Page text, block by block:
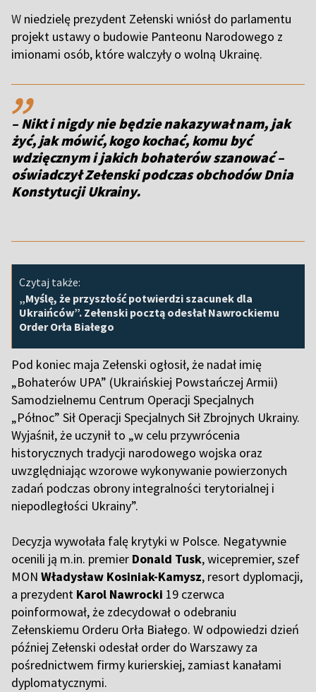
W niedzielę prezydent Zełenski wniósł do parlamentu
projekt ustawy o budowie Panteonu Narodowego z
imionami osób, które walczyły o wolną Ukrainę.
,,
– Nikt i nigdy nie będzie nakazywał nam, jak
żyć, jak mówić, kogo kochać, komu być
wdzięcznym i jakich bohaterów szanować–
oświadczył Zełenski podczas obchodów Dnia
Konstytucji Ukrainy.
Czytaj także:
„Myślę, że przyszłość potwierdzi szacunek dla
Ukraińców”. Zełenski pocztą odesłał Nawrockiemu
Order Orła Białego
Pod koniec maja Zełenski ogłosił, że nadał imię
„Bohaterów UPA” (Ukraińskiej Powstańczej Armii)
Samodzielnemu Centrum Operacji Specjalnych
„Północ” Sił Operacji Specjalnych Sił Zbrojnych Ukrainy.
Wyjaśnił, że uczynił to „w celu przywrócenia
historycznych tradycji narodowego wojska oraz
uwzględniając wzorowe wykonywanie powierzonych
zadań podczas obrony integralności terytorialnej i
niepodległości Ukrainy”.
Decyzja wywołała falę krytyki w Polsce. Negatywnie
ocenili ją m.in. premier Donald Tusk, wicepremier, szef
MON Władysław Kosiniak-Kamysz, resort dyplomacji,
a prezydent Karol Nawrocki 19 czerwca
poinformował, że zdecydował o odebraniu
Zełenskiemu Orderu Orła Białego. W odpowiedzi dzień
później Zełenski odesłał order do Warszawy za
pośrednictwem firmy kurierskiej, zamiast kanałami
dyplomatycznymi.